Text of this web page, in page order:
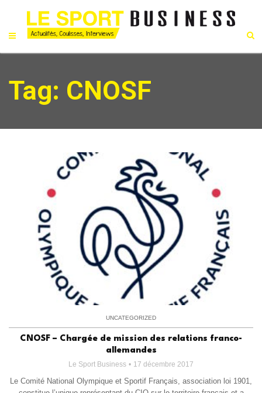
Tag: CNOSF
UNCATEGORIZED
CNOSF – Chargée de mission des relations franco-
allemandes
Le Sport Business 17 décembre 2017
Le Comité National Olympique et Sportif Français, association loi 1901,